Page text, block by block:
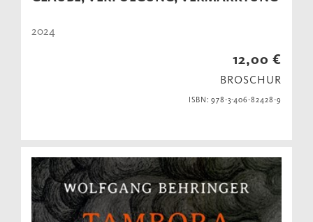
2024
12,00 €
BROSCHUR
ISBN: 978-3-406-82428-9